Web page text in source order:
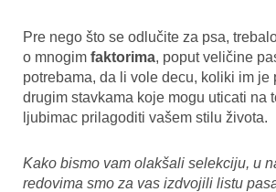
Pre nego što se odlučite za psa,
o mnogim faktorima, poput veličine
potrebama, da li vole decu, koliki im je
drugim stavkama koje mogu uticati na
ljubimac prilagoditi vašem stilu života.
Kako bismo vam olakšali selekciju, u
redovima smo za vas izdvojili listu